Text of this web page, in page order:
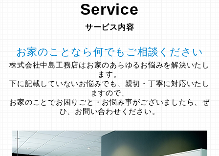
Service
サービス内容
お家のことなら何でもご相談ください
株式会社中島工務店はお家のあらゆるお悩みを解決いたし
ます。
下に記載していないお悩みでも、親切・丁寧に対応いたし
ますので、
お家のことでお困りごと・お悩み事がございましたら、ぜ
ひ、お問い合わせください。